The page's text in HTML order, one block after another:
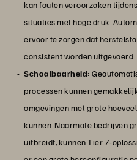
kan fouten veroorzaken
situaties met hoge druk.
ervoor te zorgen dat
consistent worden uitgevoerd.
Schaalbaarheid:
processen kunnen
omgevingen met grote
kunnen. Naarmate bedrijven
uitbreidt, kunnen Tier 7-